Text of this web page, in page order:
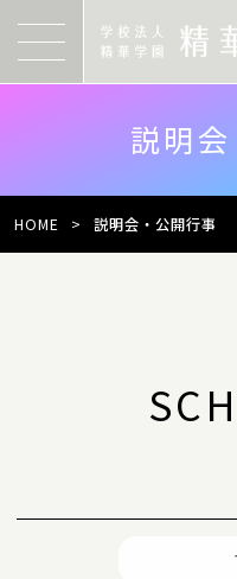
説明
HOME > 説明会・公開行事